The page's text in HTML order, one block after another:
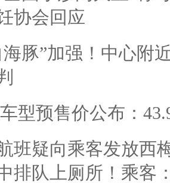
协会回应
海豚”加强！中心附
型预售价公布：
班疑向乘客发放西
排队上厕所！乘客